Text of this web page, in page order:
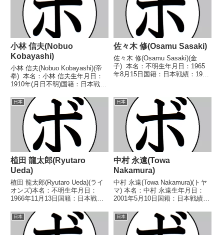
小林 信夫(Nobuo
Kobayashi)
小林 信夫(Nobuo Kobayashi)(帝
拳) 本名：小林 信夫生年月日：
1910年(月日不明)国籍：日本戦
タイトル】1928年度全日本選手
権ライト級優勝(アマチュア)第5
代(戦前)日本ライ...
佐々木 修(Osamu Sasaki)
佐々木 修(Osamu Sasaki)(金
子) 本名：不明生年月日：1965
年8月15日国籍：日本戦績：19戦
新人王 【戦歴】1985/09/05
○4R判定 (採...
日本
植田 龍太郎(Ryutaro
Ueda)
植田 龍太郎(Ryutaro Ueda)(ライ
オンズ)本名：不明生年月日：
1966年11月13日国籍：日本戦
得タイトル】1987年度全日本フ
ェザー級新人王【戦歴】
1986/05/20 ○2RKO 岩田...
日本
中村 永遠(Towa
Nakamura)
中村 永遠(Towa Nakamura)(トヤ
マ) 本名：中村 永遠生年月日：
2001年5月10日国籍：日本戦績：
トル】なし 【戦歴】
2024/06/16 ○4RTKO 知賀 竜
一(LUSH緑)2024...
日本 日本